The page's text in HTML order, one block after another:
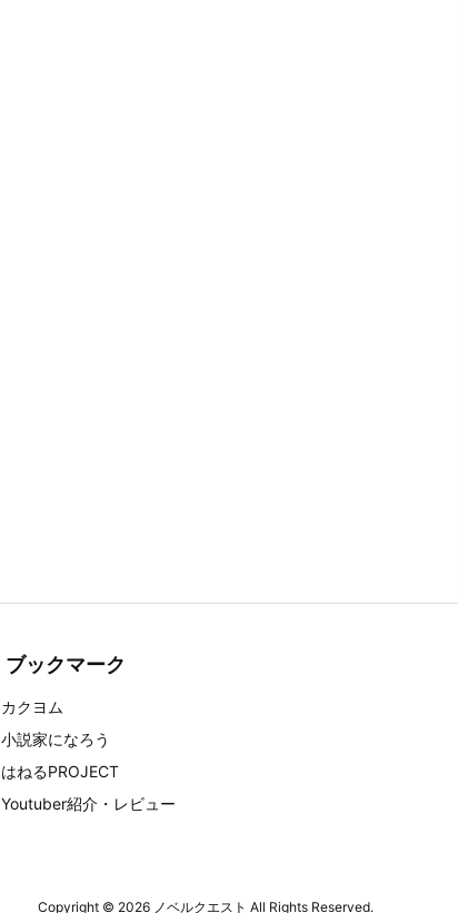
ブックマーク
カクヨム
小説家になろう
はねるPROJECT
Youtuber紹介・レビュー
Copyright © 2026 ノベルクエスト All Rights Reserved.